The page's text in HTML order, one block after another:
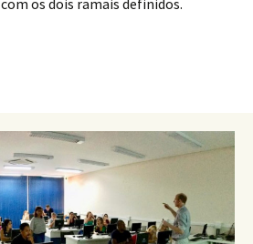
os dois ramais definidos.